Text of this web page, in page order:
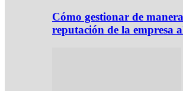
Cómo gestionar de
reputación de la empresa